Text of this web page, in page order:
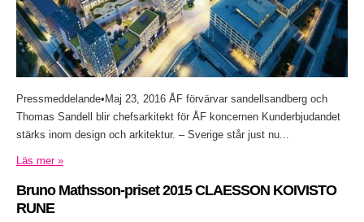
Pressmeddelande•Maj 23, 2016 ÅF förvärvar sandellsandberg och
Thomas Sandell blir chefsarkitekt för ÅF koncernen Kunderbjudandet
stärks inom design och arkitektur. – Sverige står just nu...
Läs mer »
Bruno Mathsson-priset 2015 CLAESSON KOIVISTO
RUNE